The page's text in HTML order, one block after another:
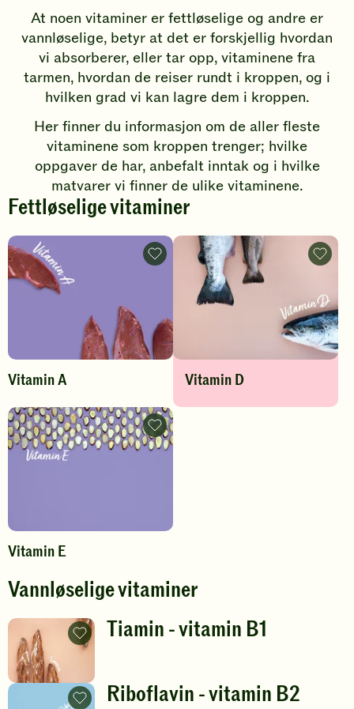
At noen vitaminer er fettløselige og andre er
vannløselige, betyr at det er forskjellig hvordan
vi absorberer, eller tar opp, vitaminene fra
tarmen, hvordan de reiser rundt i kroppen, og i
hvilken grad vi kan lagre dem i kroppen.
Her finner du informasjon om de aller fleste
vitaminene som kroppen trenger; hvilke
oppgaver de har, anbefalt inntak og i hvilke
matvarer vi finner de ulike vitaminene.
Fettløselige vitaminer
Vitamin A
Vitamin
A
favoritter
Vitamin D
Vitamin
D
legg
til
Vitamin E
Vitamin
E
-
Vannløselige vitaminer
Tiamin - vitamin B1
Tiamin
-
-
legg
Riboflavin - vitamin B2
Riboflavin